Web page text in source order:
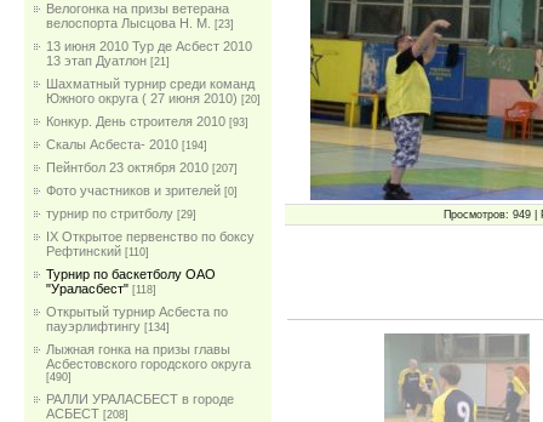
Велогонка на призы ветерана
велоспорта Лысцова Н. М.
[23]
13 июня 2010 Тур де Асбест 2010
13 этап Дуатлон [21]
Шахматный турнир среди команд
Южного округа ( 27 июня 2010) [20]
Конкур. День строителя 2010 [93]
Скалы Асбеста- 2010 [194]
Пейнтбол 23 октября 2010 [207]
Фото участников и зрителей [0]
турнир по стритболу [29]
IX Открытое первенство по боксу
Рефтинский [110]
Турнир по баскетболу ОАО
"Ураласбест" [118]
Открытый турнир Асбеста по
пауэрлифтингу [134]
Лыжная гонка на призы главы
Асбестовского городского округа
[490]
РАЛЛИ УРАЛАСБЕСТ в городе
АСБЕСТ [208]
Просмотров: 949 |